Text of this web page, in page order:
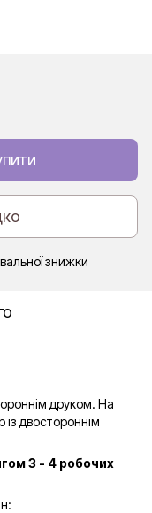
знижки
друком. На
двостороннім
3 - 4 робочих